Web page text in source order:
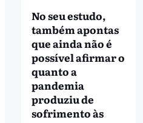
No seu estudo,
também apontas
que ainda não é
possível afirmar o
quanto a
pandemia
produziu de
sofrimento às